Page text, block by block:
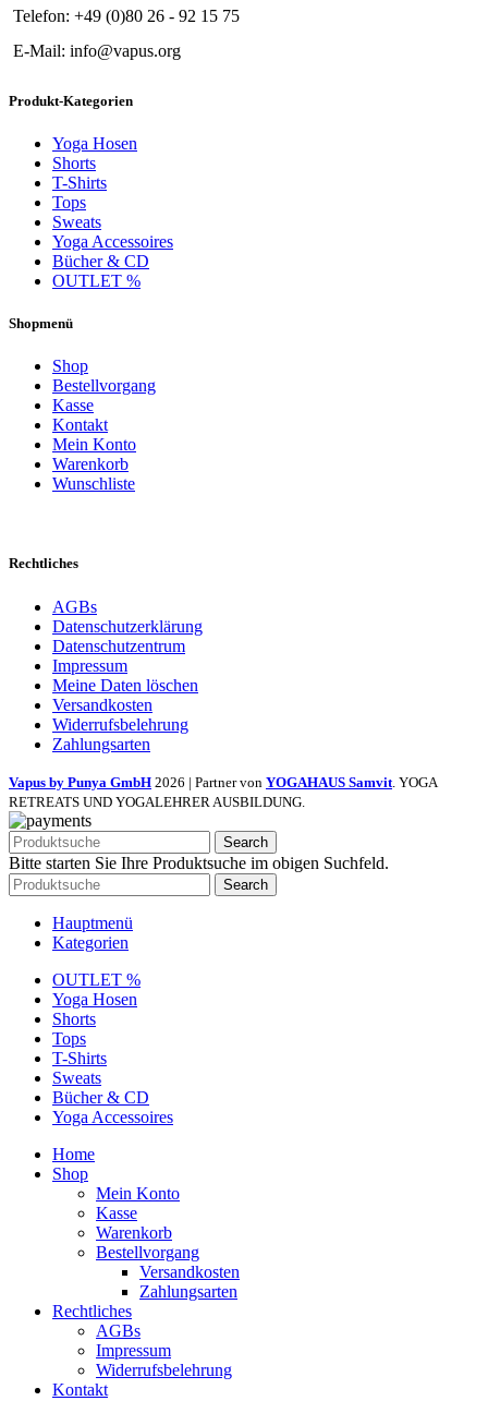
Telefon: +49 (0)80 26 - 92 15 75
E-Mail: info@vapus.org
Produkt-Kategorien
Yoga Hosen
Shorts
T-Shirts
Tops
Sweats
Yoga Accessoires
Bücher & CD
OUTLET %
Shopmenü
Shop
Bestellvorgang
Kasse
Kontakt
Mein Konto
Warenkorb
Wunschliste
Rechtliches
AGBs
Datenschutzerklärung
Datenschutzentrum
Impressum
Meine Daten löschen
Versandkosten
Widerrufsbelehrung
Zahlungsarten
Vapus by Punya GmbH 2026 | Partner von YOGAHAUS Samvit . YOGA
RETREATS UND YOGALEHRER AUSBILDUNG.
Search
Bitte starten Sie Ihre Produktsuche im obigen Suchfeld.
Search
Hauptmenü
Kategorien
OUTLET %
Yoga Hosen
Shorts
Tops
T-Shirts
Sweats
Bücher & CD
Yoga Accessoires
Home
Shop
Mein Konto
Kasse
Warenkorb
Bestellvorgang
Versandkosten
Zahlungsarten
Rechtliches
AGBs
Impressum
Widerrufsbelehrung
Kontakt